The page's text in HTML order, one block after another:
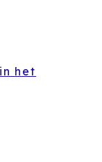
het